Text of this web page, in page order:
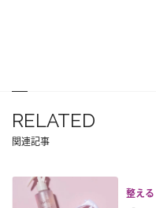
RELATED
関連記事
整える